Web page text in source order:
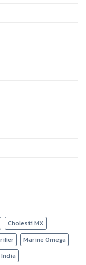
Cholesti MX
Marine Omega